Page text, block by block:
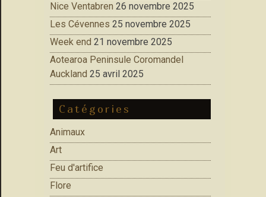
Nice Ventabren 26 novembre 2025
Les Cévennes 25 novembre 2025
Week end 21 novembre 2025
Aotearoa Peninsule Coromandel
Auckland 25 avril 2025
Catégories
Animaux
Art
Feu d'artifice
Flore